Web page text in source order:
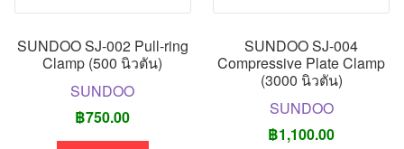
SUNDOO SJ-002 Pull-ring
Clamp (500 นิวตัน)
SUNDOO
฿750.00
SUNDOO SJ-004
Compressive Plate Clamp
(3000 นิวตัน)
SUNDOO
฿1,100.00